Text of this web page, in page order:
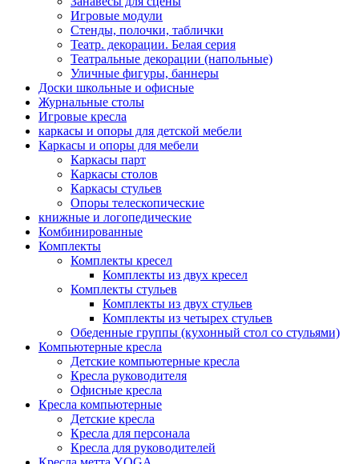
Игровые модули
Стенды, полочки, таблички
Театр. декорации. Белая серия
Театральные декорации (напольные)
Уличные фигуры, баннеры
Доски школьные и офисные
Журнальные столы
Игровые кресла
каркасы и опоры для детской мебели
Каркасы и опоры для мебели
Каркасы парт
Каркасы столов
Каркасы стульев
Опоры телескопические
книжные и логопедические
Комбинированные
Комплекты
Комплекты кресел
Комплекты из двух кресел
Комплекты стульев
Комплекты из двух стульев
Комплекты из четырех стульев
Обеденные группы (кухонный стол со стульями)
Компьютерные кресла
Детские компьютерные кресла
Кресла руководителя
Офисные кресла
Кресла компьютерные
Детские кресла
Кресла для персонала
Кресла для руководителей